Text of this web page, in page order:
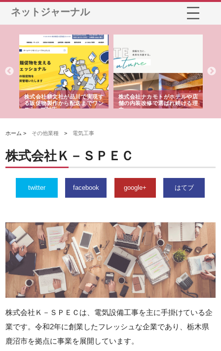
ネットジャーナル
株式会社耕文社が品川で実現す
る販促物製作から配送までワン
ストップ対応
株式会社ナカモトがホテルや店
舗の内装改修で選ばれ続ける理
由
ホーム > その他業種 > 電気工事
株式会社Ｋ－ＳＰＥＣ
twitter facebook google+ はてブ
株式会社Ｋ－ＳＰＥＣは、電気設備工事を主に手掛けている企
業です。令和2年に創業したフレッシュな企業であり、栃木県
鹿沼市を拠点に事業を展開しています。